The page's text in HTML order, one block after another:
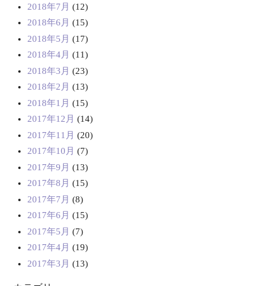
2018年7月 (12)
2018年6月 (15)
2018年5月 (17)
2018年4月 (11)
2018年3月 (23)
2018年2月 (13)
2018年1月 (15)
2017年12月 (14)
2017年11月 (20)
2017年10月 (7)
2017年9月 (13)
2017年8月 (15)
2017年7月 (8)
2017年6月 (15)
2017年5月 (7)
2017年4月 (19)
2017年3月 (13)